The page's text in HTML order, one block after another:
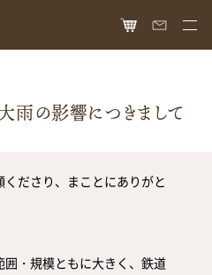
雨の影響につきまして
ださり、まことにありがと
・規模ともに大きく、鉄道